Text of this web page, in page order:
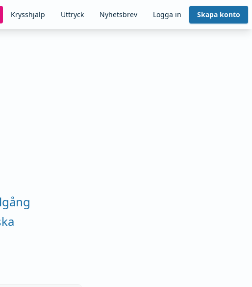
Krysshjälp Uttryck Nyhetsbrev Logga in Skapa konto